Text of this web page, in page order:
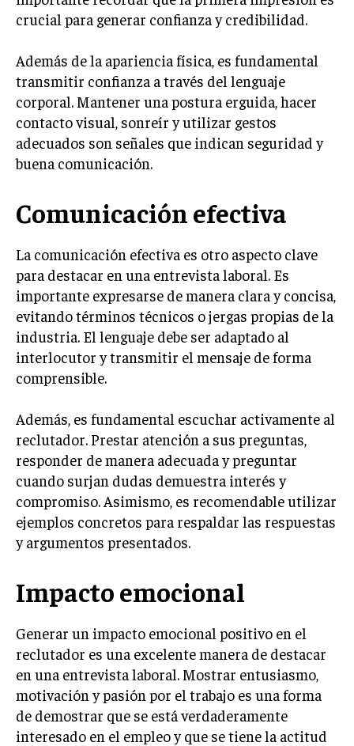
GESTIÓN DE CLIENTES
EMPRENDIMIENTO
INNOVACIÓN EMPRESARIAL
GESTIÓN DEL CAMBIO
LIDERAZGO
HABILIDADES DIRECTIVAS
EMPRENDIMIENTO
FINANZAS
FINANZAS Y CONTABILIDAD
GESTIÓN DE RECURSOS FINANCIEROS
INVERSIONES Y MERCADOS FINANCIEROS
CONTABILIDAD EMPRESARIAL
INTERNACIONAL
NEGOCIOS INTERNACIONALES
COMERCIO INTERNACIONAL
EXPANSIÓN GLOBAL
IMPORTACIÓN Y EXPORTACIÓN
SOSTENIBILIDAD Y MEDIO AMBIENTE
GESTIÓN DE LA INNOVACIÓN TECNOLÓGICA
TRANSFORMACIÓN DIGITAL
ANALÍTICA EMPRESARIAL Y BUSINESS
INTELLIGENCE
crucial para generar confianza y credibilidad.
Además de la apariencia física, es fundamental
transmitir confianza a través del lenguaje
corporal. Mantener una postura erguida, hacer
contacto visual, sonreír y utilizar gestos
adecuados son señales que indican seguridad y
buena comunicación.
Comunicación efectiva
La comunicación efectiva es otro aspecto clave
para destacar en una entrevista laboral. Es
importante expresarse de manera clara y concisa,
evitando términos técnicos o jergas propias de la
industria. El lenguaje debe ser adaptado al
interlocutor y transmitir el mensaje de forma
comprensible.
Además, es fundamental escuchar activamente al
reclutador. Prestar atención a sus preguntas,
responder de manera adecuada y preguntar
cuando surjan dudas demuestra interés y
compromiso. Asimismo, es recomendable utilizar
ejemplos concretos para respaldar las respuestas
y argumentos presentados.
Impacto emocional
Generar un impacto emocional positivo en el
reclutador es una excelente manera de destacar
en una entrevista laboral. Mostrar entusiasmo,
motivación y pasión por el trabajo es una forma
de demostrar que se está verdaderamente
interesado en el empleo y que se tiene la actitud